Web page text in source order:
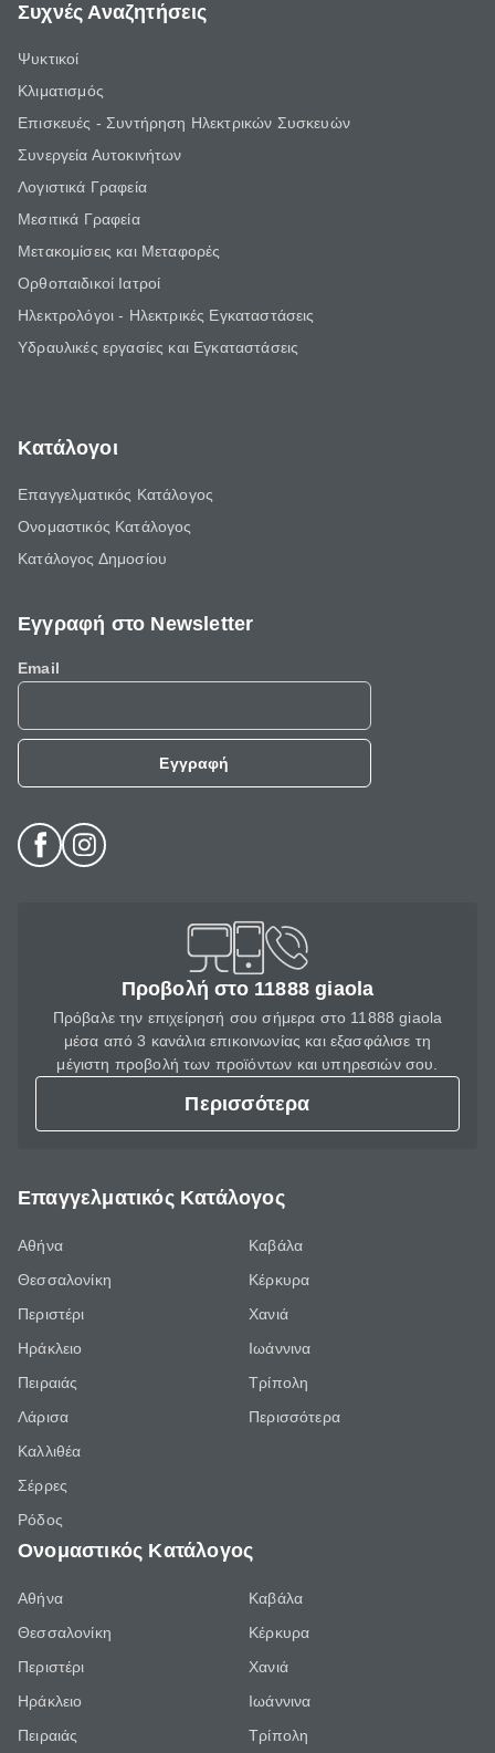
Συχνές Αναζητήσεις
Ψυκτικοί
Κλιματισμός
Επισκευές - Συντήρηση Ηλεκτρικών Συσκευών
Συνεργεία Αυτοκινήτων
Λογιστικά Γραφεία
Μεσιτικά Γραφεία
Μετακομίσεις και Μεταφορές
Ορθοπαιδικοί Ιατροί
Ηλεκτρολόγοι - Ηλεκτρικές Εγκαταστάσεις
Υδραυλικές εργασίες και Εγκαταστάσεις
Κατάλογοι
Επαγγελματικός Κατάλογος
Ονομαστικός Κατάλογος
Κατάλογος Δημοσίου
Εγγραφή στο Newsletter
Email
Εγγραφή
Προβολή στο 11888 giaola
Πρόβαλε την επιχείρησή σου σήμερα στο 11888 giaola
μέσα από 3 κανάλια επικοινωνίας και εξασφάλισε τη
μέγιστη προβολή των προϊόντων και υπηρεσιών σου.
Περισσότερα
Επαγγελματικός Κατάλογος
Αθήνα
Θεσσαλονίκη
Περιστέρι
Ηράκλειο
Πειραιάς
Λάρισα
Καλλιθέα
Σέρρες
Ρόδος
Καβάλα
Κέρκυρα
Χανιά
Ιωάννινα
Τρίπολη
Περισσότερα
Ονομαστικός Κατάλογος
Αθήνα
Θεσσαλονίκη
Περιστέρι
Ηράκλειο
Πειραιάς
Καβάλα
Κέρκυρα
Χανιά
Ιωάννινα
Τρίπολη